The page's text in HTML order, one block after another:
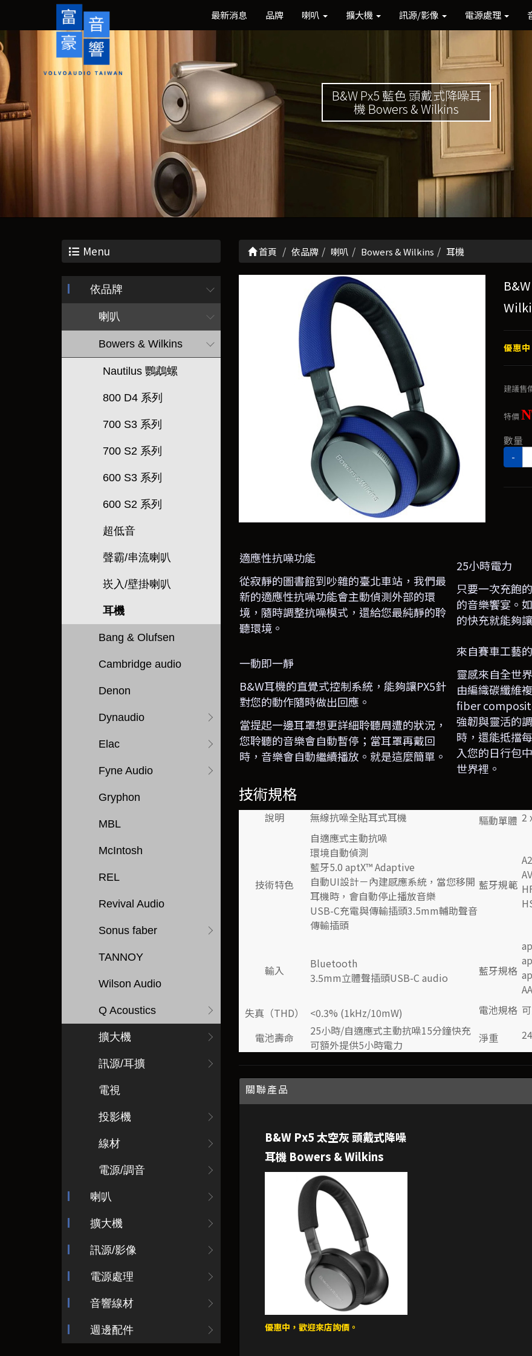
最新消息 品牌 喇叭 擴大機 訊源/影像 電源處理
B&W Px5 藍色 頭戴式降噪耳
機 Bowers & Wilkins
Menu
依品牌
喇叭
Bowers & Wilkins
Nautilus 鸚鵡螺
800 D4 系列
700 S3 系列
700 S2 系列
600 S3 系列
600 S2 系列
超低音
聲霸/串流喇叭
崁入/壁掛喇叭
耳機
Bang & Olufsen
Cambridge audio
Denon
Dynaudio
Elac
Fyne Audio
Gryphon
MBL
McIntosh
REL
Revival Audio
Sonus faber
TANNOY
Wilson Audio
Q Acoustics
擴大機
訊源/耳擴
電視
投影機
線材
電源/調音
喇叭
擴大機
訊源/影像
電源處理
音響線材
週邊配件
首頁 依品牌 喇叭 Bowers & Wilkins 耳機
優惠
建議售
特價
數量
-
適應性抗噪功能
從寂靜的圖書館到吵雜的臺北車站，我們最
新的適應性抗噪功能會主動偵測外部的環
境，隨時調整抗噪模式，還給您最純靜的聆
聽環境。
25小時電力
只要一次充飽
的音樂饗宴。
的快充就能夠
一動即一靜
B&W耳機的直覺式控制系統，能夠讓PX5針
對您的動作隨時做出回應。
當提起一邊耳罩想更詳細聆聽周遭的狀況，
您聆聽的音樂會自動暫停；當耳罩再戴回
時，音樂會自動繼續播放。就是這麼簡單。
來自賽車工藝
靈感來自全世
由編織碳纖維
fiber
強韌與靈活的
時，還能抵擋
入您的日行包
世界裡。
技術規格
說明 無線抗噪全貼耳式耳機 驅動單體 2
技術特色
自適應式主動抗噪
環境自動偵測
藍牙5.0 aptX™ Adaptive
自動UI設計－內建感應系統，當您移開
耳機時，會自動停止播放音樂
USB-C充電與傳輸插頭3.5mm輔助聲音
傳輸插頭
藍牙規範
輸入
Bluetooth
3.5mm立體聲插頭USB-C audio 藍牙規格
失真（THD）
<0.3% (1kHz/10mW) 電池規格
電池壽命
25小時/自適應式主動抗噪15分鐘快充
可額外提供5小時電力
淨重
關聯產品
優惠中，歡迎來店詢價。
B&W Px5 太空灰 頭戴式降噪
耳機 Bowers & Wilkins